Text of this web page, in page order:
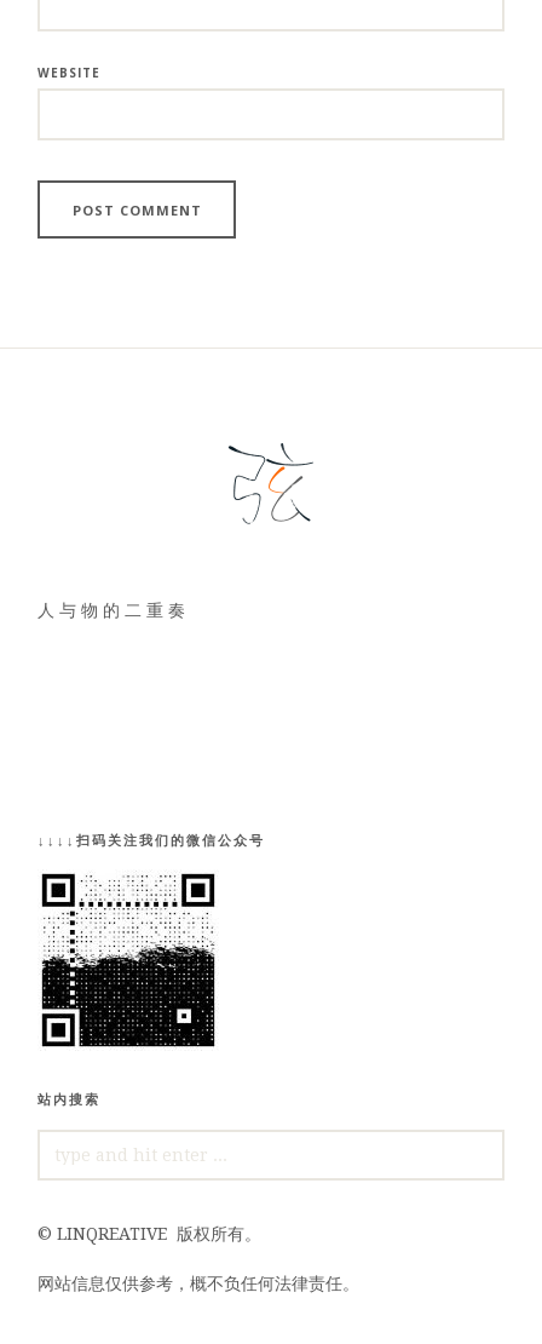
WEBSITE
人 与 物 的 二 重 奏
↓↓↓↓扫码关注我们的微信公众号
站内搜索
FOR:
©LINQREATIVE 版权所有。
网站信息仅供参考，概不负任何法律责任。